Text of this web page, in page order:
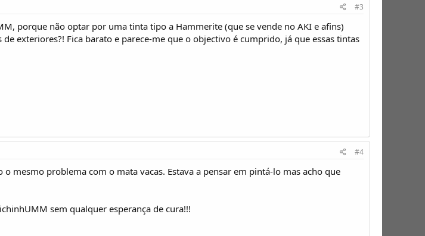
#3
porque não optar por uma tinta tipo a Hammerite (que se vende no AKI e afins)
exteriores?! Fica barato e parece-me que o objectivo é cumprido, já que essas tintas
#4
mesmo problema com o mata vacas. Estava a pensar em pintá-lo mas acho que
sem qualquer esperança de cura!!!